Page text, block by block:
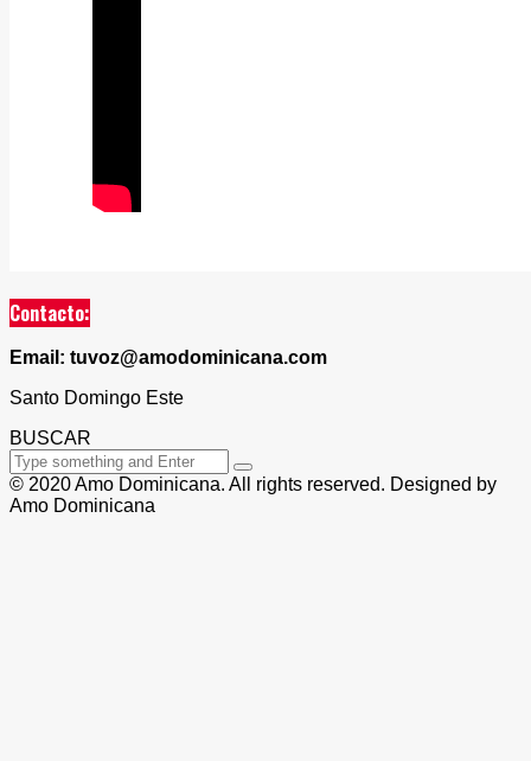
Contacto:
Email: tuvoz@amodominicana.com
Santo Domingo Este
BUSCAR
© 2020 Amo Dominicana. All rights reserved. Designed by
Amo Dominicana